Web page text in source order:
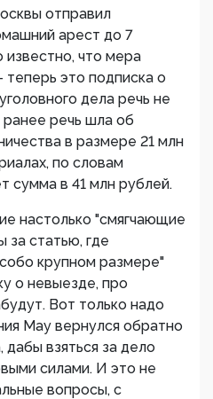
отправил
арест до 7
известно, что мера
это подписка о
дела речь не
ранее речь шла об
в размере 21 млн
по словам
сумма в 41 млн рублей.
настолько "смягчающие
за статью, где
крупном размере"
о невыезде, про
Вот только надо
Мау вернулся обратно
взяться за дело
силами. И это не
вопросы, с